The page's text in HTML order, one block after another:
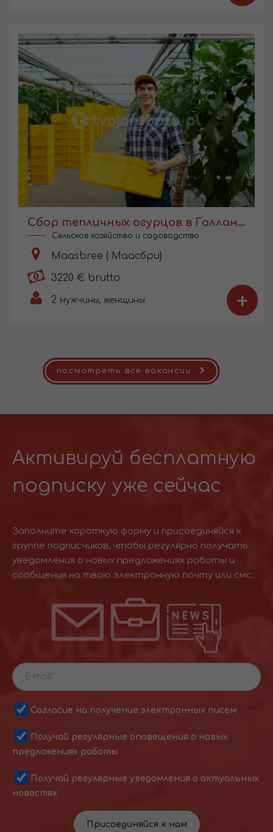
Сбор тепличных огурцов в Голландии
Сельское хозяйство и садоводство
Maasbree ( Маасбри)
3220 € brutto
2 мужчины, женщины +
посмотреть все вакансии
Активируй бесплатную
подписку уже сейчас
Заполните короткую форму и присоединяйся к
группе подписчиков, чтобы регулярно получать
уведомления о новых предложениях работы и
сообщения на твою электронную почту или смс.
Согласие на получение электронных писем
Получай регулярные оповещения о новых
предложениях работы
Получай регулярные уведомления о актуальных
новостях
Присоединяйся к нам